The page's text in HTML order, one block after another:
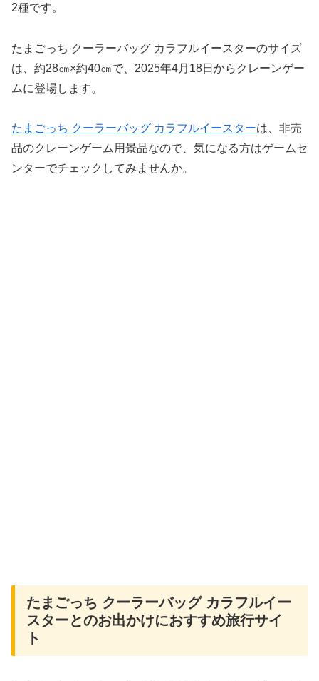
2種です。
たまごっち クーラーバッグ カラフルイースターのサイズ
は、約28㎝×約40㎝で、2025年4月18日からクレーンゲー
ムに登場します。
たまごっち クーラーバッグ カラフルイースターは、非売
品のクレーンゲーム用景品なので、気になる方はゲームセ
ンターでチェックしてみませんか。
たまごっち クーラーバッグ カラフルイー
スターとのお出かけにおすすめ旅行サイ
ト